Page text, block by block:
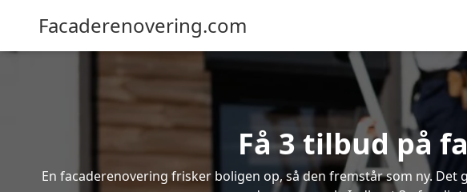
Facaderenovering.com
Få 3 tilbud på
En facaderenovering frisker boligen op, så den fremstår som ny.